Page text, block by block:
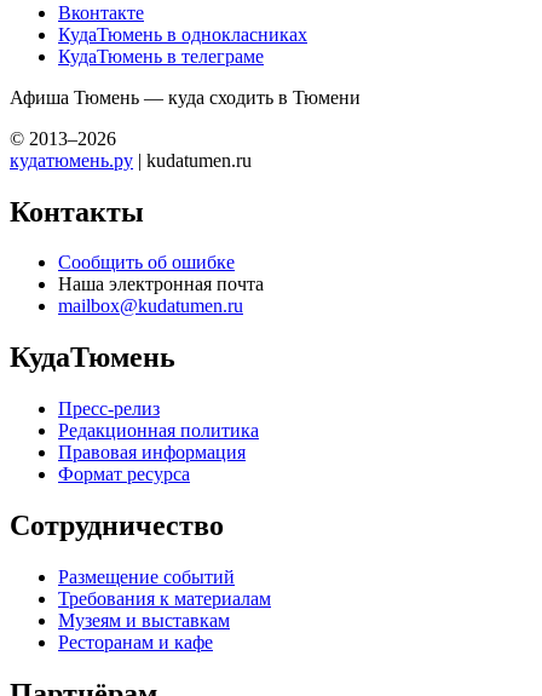
Вконтакте
КудаТюмень в однокласниках
КудаТюмень в телеграме
Афиша Тюмень — куда сходить в Тюмени
© 2013–2026
кудатюмень.ру | kudatumen.ru
Контакты
Сообщить об ошибке
Наша электронная почта
mailbox@kudatumen.ru
КудаТюмень
Пресс-релиз
Редакционная политика
Правовая информация
Формат ресурса
Сотрудничество
Размещение событий
Требования к материалам
Музеям и выставкам
Ресторанам и кафе